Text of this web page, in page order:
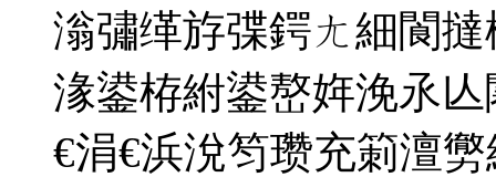
滃彇缂斿弽鍔ㄤ細閬
湪鍙栫紨鍙嶅姩浼氶
€涓€浜涗笉瓒充箣澶